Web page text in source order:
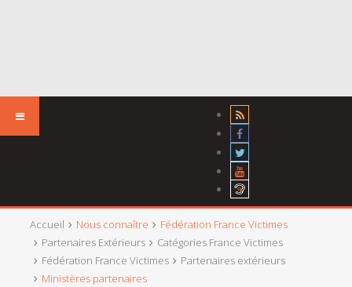
Accueil Nous connaître
Fédération France Victimes
Partenaires Extérieurs
Catégories France Victimes
Fédération France Victimes
Partenaires extérieurs
Ministères partenaires